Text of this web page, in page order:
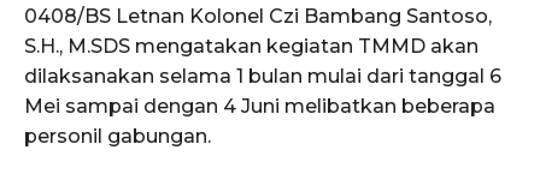
0408/BS Letnan Kolonel Czi Bambang Santoso,
S.H., M.SDS mengatakan kegiatan TMMD akan
dilaksanakan selama 1 bulan mulai dari tanggal 6
Mei sampai dengan 4 Juni melibatkan beberapa
personil gabungan.